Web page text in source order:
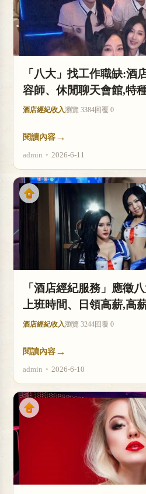
「八大」找工作職缺:酒
容師、休閒聊天會館,特
酒店經紀收入瀏覽 3384回覆 0
閱讀內容 →
admin • 2026-6-11
「酒店經紀服務」應徵
上班時間、日領高薪,高
酒店經紀收入瀏覽 3244回覆 0
閱讀內容 →
admin • 2026-6-10